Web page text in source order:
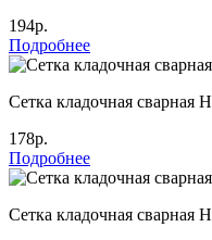
194р.
Подробнее
Сетка кладочная сварная
178р.
Подробнее
Сетка кладочная сварная